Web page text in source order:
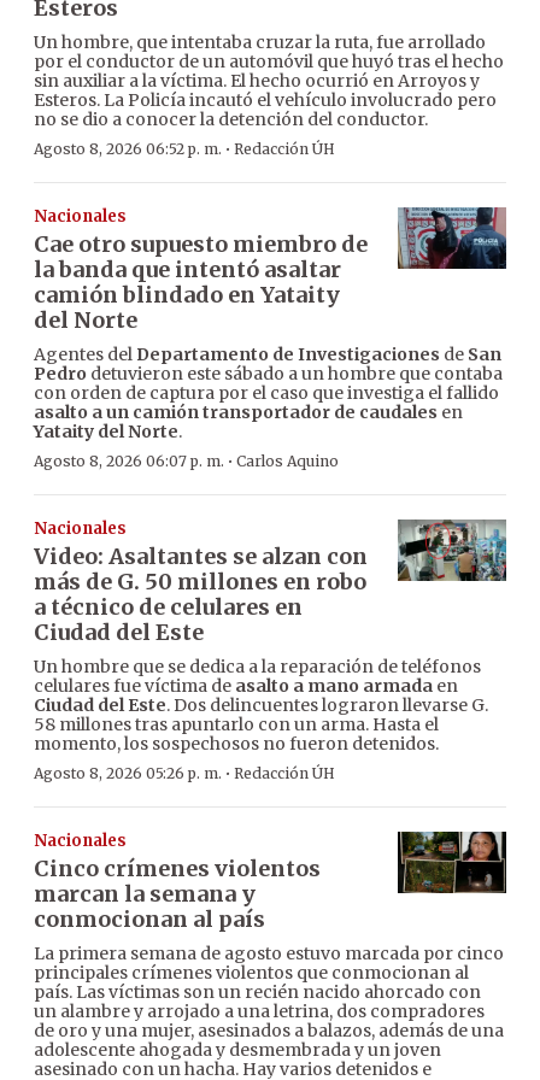
Esteros
Un hombre, que intentaba cruzar la ruta, fue arrollado
por el conductor de un automóvil que huyó tras el hecho
sin auxiliar a la víctima. El hecho ocurrió en Arroyos y
Esteros. La Policía incautó el vehículo involucrado pero
no se dio a conocer la detención del conductor.
Agosto 8, 2026 06:52 p. m. · Redacción ÚH
Nacionales
Cae otro supuesto miembro de
la banda que intentó asaltar
camión blindado en Yataity
del Norte
Agentes del Departamento de Investigaciones de San
Pedro detuvieron este sábado a un hombre que contaba
con orden de captura por el caso que investiga el fallido
asalto a un camión transportador de caudales en
Yataity del Norte.
Agosto 8, 2026 06:07 p. m. · Carlos Aquino
Nacionales
Video: Asaltantes se alzan con
más de G. 50 millones en robo
a técnico de celulares en
Ciudad del Este
Un hombre que se dedica a la reparación de teléfonos
celulares fue víctima de asalto a mano armada en
Ciudad del Este. Dos delincuentes lograron llevarse G.
58 millones tras apuntarlo con un arma. Hasta el
momento, los sospechosos no fueron detenidos.
Agosto 8, 2026 05:26 p. m. · Redacción ÚH
Nacionales
Cinco crímenes violentos
marcan la semana y
conmocionan al país
La primera semana de agosto estuvo marcada por cinco
principales crímenes violentos que conmocionan al
país. Las víctimas son un recién nacido ahorcado con
un alambre y arrojado a una letrina, dos compradores
de oro y una mujer, asesinados a balazos, además de una
adolescente ahogada y desmembrada y un joven
asesinado con un hacha. Hay varios detenidos e